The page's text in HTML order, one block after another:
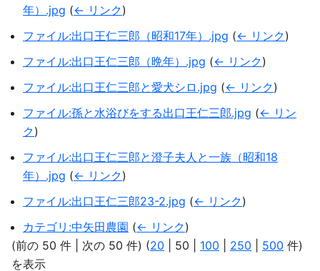
年）.jpg (← リンク)
ファイル:出口王仁三郎（昭和17年）.jpg (← リンク)
ファイル:出口王仁三郎（晩年）.jpg (← リンク)
ファイル:出口王仁三郎と愛犬シロ.jpg (← リンク)
ファイル:孫と水浴びをする出口王仁三郎.jpg (← リン
ク)
ファイル:出口王仁三郎と澄子夫人と一族（昭和18
年）.jpg (← リンク)
ファイル:出口王仁三郎23-2.jpg (← リンク)
カテゴリ:中矢田農園 (← リンク)
(前の 50 件 次の 50 件) (20 50 100 250 500 件)
を表示